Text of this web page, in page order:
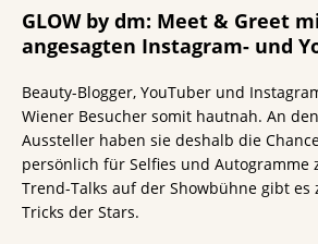
GLOW by dm: Meet & Greet
angesagten Instagram- und
Beauty-Blogger, YouTuber und
Wiener Besucher somit hautnah. An
Aussteller haben sie deshalb die
persönlich für Selfies und Autogramme
Trend-Talks auf der Showbühne gibt es
Tricks der Stars.